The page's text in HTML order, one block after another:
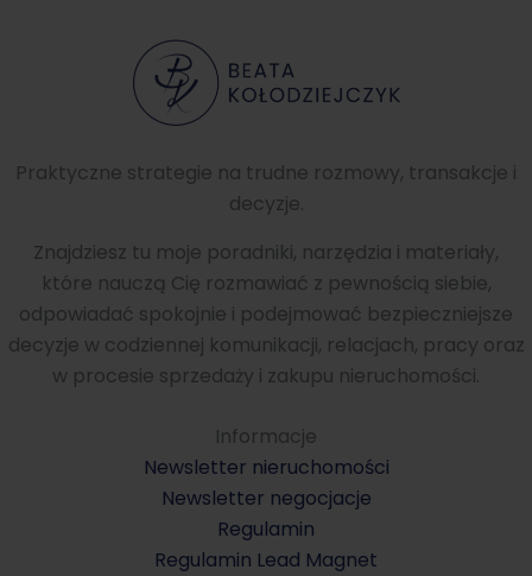
Praktyczne strategie na trudne rozmowy, transakcje i
decyzje.
Znajdziesz tu moje poradniki, narzędzia i materiały,
które nauczą Cię rozmawiać z pewnością siebie,
odpowiadać spokojnie i podejmować bezpieczniejsze
decyzje w codziennej komunikacji, relacjach, pracy oraz
w procesie sprzedaży i zakupu nieruchomości.
Informacje
Newsletter nieruchomości
Newsletter negocjacje
Regulamin
Regulamin Lead Magnet